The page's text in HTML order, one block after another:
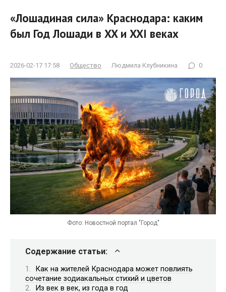
«Лошадиная сила» Краснодара: каким
был Год Лошади в XX и XXI веках
2026-02-17 17:58 Общество Людмила Клубникина 0
Фото: Новостной портал "Город"
Содержание статьи:
Как на жителей Краснодара может повлиять
сочетание зодиакальных стихий и цветов
Из век в век, из года в год